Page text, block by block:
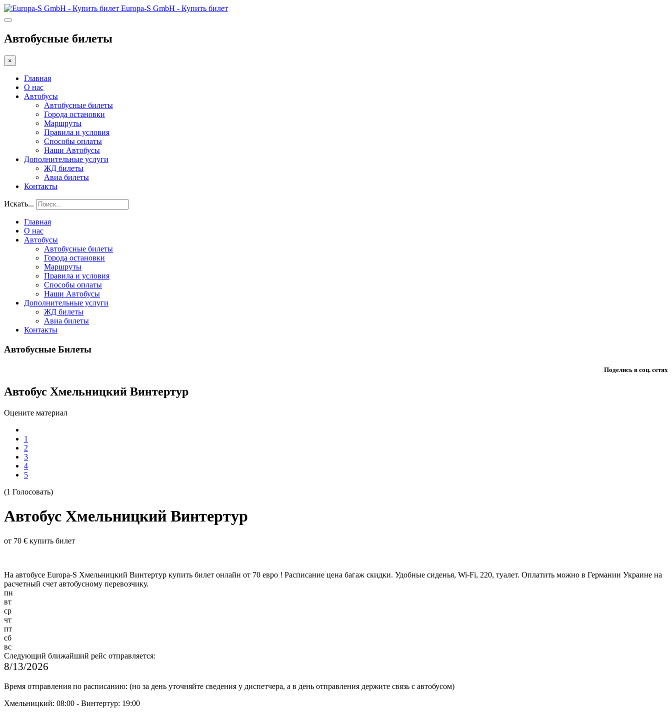
Europa-S GmbH - Купить билет
Автобусные билеты
×
Главная
О нас
Автобусы
Автобусные билеты
Города остановки
Маршруты
Правила и условия
Способы оплаты
Наши Автобусы
Дополнительные услуги
ЖД билеты
Авиа билеты
Контакты
Искать...
Главная
О нас
Автобусы
Автобусные билеты
Города остановки
Маршруты
Правила и условия
Способы оплаты
Наши Автобусы
Дополнительные услуги
ЖД билеты
Авиа билеты
Контакты
Автобусные Билеты
Поделись в соц. сетях
Автобус Хмельницкий Винтертур
Оцените материал
1
2
3
4
5
(1 Голосовать)
Автобус Хмельницкий Винтертур
от 70 € купить билет
На автобусе Europa-S Хмельницкий Винтертур купить билет онлайн от 70 евро ! Расписание цена багаж скидки. Удобные сиденья, Wi-Fi, 220, туалет. Оплатить можно в Германии Украине на
расчетный счет автобусному перевозчику.
пн
вт
ср
чт
пт
сб
вс
Следующий ближайший рейс отправляется:
8/13/2026
Время отправления по расписанию: (но за день уточняйте сведения у диспетчера, а в день отправления держите связь с автобусом)
Хмельницкий: 08:00 - Винтертур: 19:00